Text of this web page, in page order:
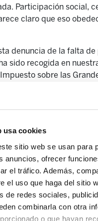
usa cookies
sitio web se usan para
anuncios, ofrecer
el tráfico. Además,
el uso que haga del sitio
de redes sociales,
combinarla con otra
o que hayan
Participación social,
claro que eso
denuncia de la falta
sido recogida en
sobre las
el Consejo Vasco de
de la Hacienda de
artículo. Quizás se le ha
respecto.
que nuestras críticas
que no se
de contexto y utilizados
bien, sobre esta
una sola vez dice que
no es verdad. Sobre lo